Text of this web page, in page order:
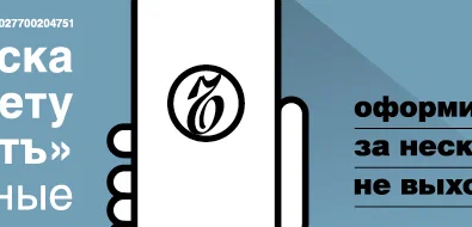
Реклама в «Ъ» www.kommersant.ru/ad